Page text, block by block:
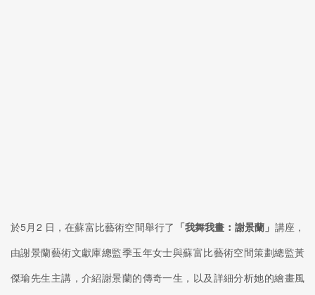
於5月2 日，在蘇富比藝術空間舉行了 「我舞我畫︰謝景蘭」 講座，
由謝景蘭藝術文獻庫總監季玉年女士與蘇富比藝術空間策劃總監黃
傑瑜先生主講，介紹謝景蘭的傳奇一生，以及詳細分析她的繪畫風